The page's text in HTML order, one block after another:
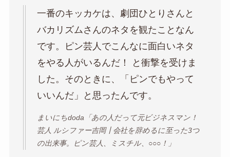
一番のキッカケは、劇団ひとりさんと
バカリズムさんのネタを観たことなん
です。ピン芸人でこんなに面白いネタ
をやる人がいるんだ！ と衝撃を受けま
した。そのときに、「ピンでもやって
いいんだ」と思ったんです。
まいにちdoda「あの人だって元ビジネスマン！
芸人 ルシファー吉岡┃会社を辞めるに至った3つ
の出来事。ピン芸人、ミスチル、○○○！」